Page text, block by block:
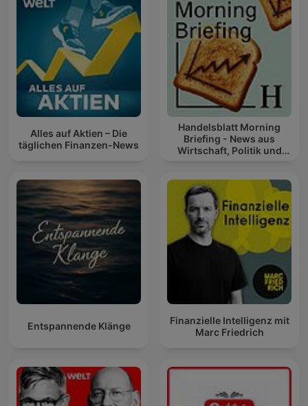
Alles auf Aktien – Die
täglichen Finanzen-News
Handelsblatt Morning
Briefing - News aus
Wirtschaft, Politik und
Entspannende Klänge
Finanzielle Intelligenz mit
Marc Friedrich